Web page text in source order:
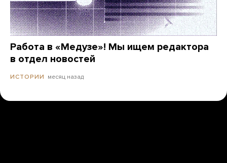
Работа в «Медузе»! Мы ищем редактора
в отдел новостей
ИСТОРИИ месяц назад